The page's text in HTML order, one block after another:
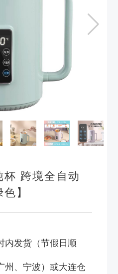
杯 跨境全自动
】
内发货（节假日顺
州、宁波）或大连仓